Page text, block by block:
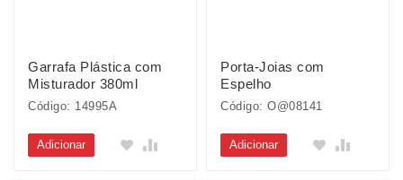
Garrafa Plástica com
Misturador 380ml
Código: 14995A
Adicionar
Porta-Joias com
Espelho
Código: O@08141
Adicionar